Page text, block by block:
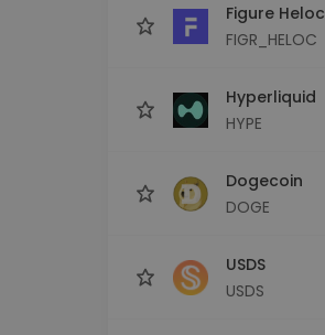
Figure Heloc
FIGR_HELOC
Hyperliquid
HYPE
Dogecoin
DOGE
USDS
USDS